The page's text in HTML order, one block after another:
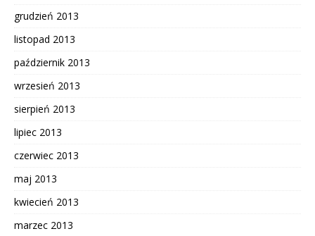
grudzień 2013
listopad 2013
październik 2013
wrzesień 2013
sierpień 2013
lipiec 2013
czerwiec 2013
maj 2013
kwiecień 2013
marzec 2013